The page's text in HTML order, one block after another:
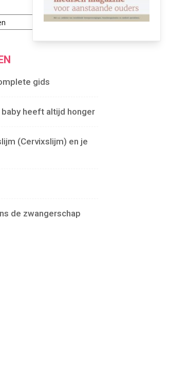
gids
heeft altijd honger
(Cervixslijm) en je
de zwangerschap